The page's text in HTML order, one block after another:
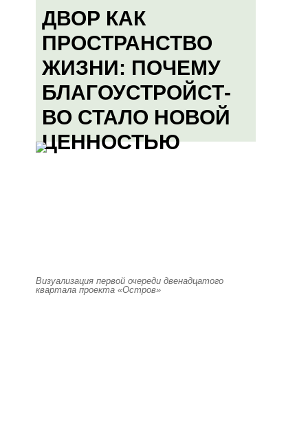
ДВОР КАК
ПРОСТРАНСТВО
ЖИЗНИ: ПОЧЕМУ
БЛАГОУСТРОЙСТ-
ВО СТАЛО НОВОЙ
ЦЕННОСТЬЮ
Визуализация первой очереди двенадцатого
квартала проекта «Остров»